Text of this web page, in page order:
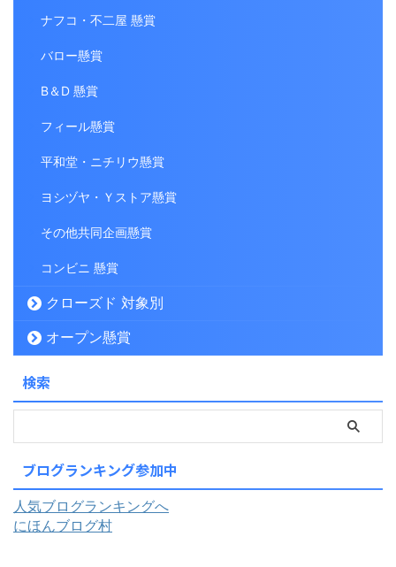
ナフコ・不二屋 懸賞
バロー懸賞
B＆D 懸賞
フィール懸賞
平和堂・ニチリウ懸賞
ヨシヅヤ・Ｙストア懸賞
その他共同企画懸賞
コンビニ 懸賞
クローズド 対象別
オープン懸賞
検索
ブログランキング参加中
人気ブログランキングへ
にほんブログ村